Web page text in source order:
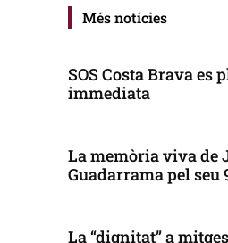
Més notícies
SOS Costa Brava es
immediata
La memòria viva de
Guadarrama pel
La “dignitat” a